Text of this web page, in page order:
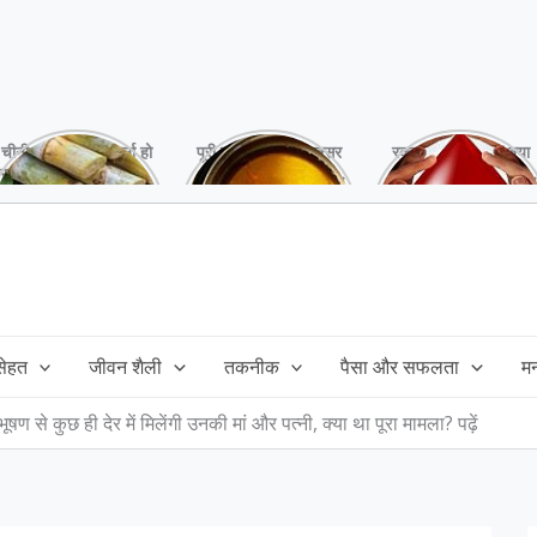
चीनी को कर दें ना, वर्ना हो
सकता है बहुत बड़ा नुक्सान
पूरी बनाने के बाद, अक्सर
तेल बच जाता है,ऐसे में
रक्तदान है ‘महादान’ क्या
आपने करवाया, स्वस्थ
जीवन शैली तकनीक पैसा और सफलता
से कुछ ही देर में मिलेंगी उनकी मां और पत्नी, क्या था पूरा मामला? पढ़ें